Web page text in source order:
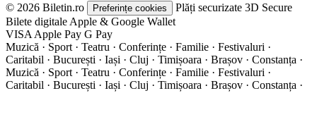
© 2026 Biletin.ro
Preferințe cookies Plăți securizate 3D Secure
Bilete digitale Apple & Google Wallet
VISA Apple Pay G Pay
Muzică · Sport · Teatru · Conferințe · Familie · Festivaluri ·
Caritabil · București · Iași · Cluj · Timișoara · Brașov · Constanța ·
Muzică · Sport · Teatru · Conferințe · Familie · Festivaluri ·
Caritabil · București · Iași · Cluj · Timișoara · Brașov · Constanța ·